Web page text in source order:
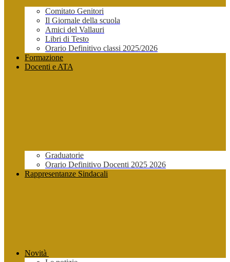
Comitato Genitori
Il Giornale della scuola
Amici del Vallauri
Libri di Testo
Orario Definitivo classi 2025/2026
Formazione
Docenti e ATA
Graduatorie
Orario Definitivo Docenti 2025 2026
Rappresentanze Sindacali
Novità